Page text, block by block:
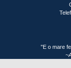
"E o mare